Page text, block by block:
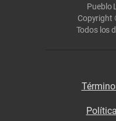
Pueblo
Copyright
Todos los